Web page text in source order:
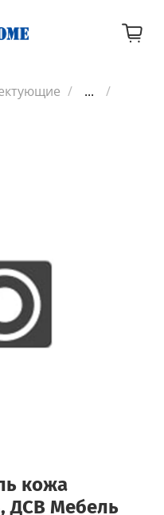
...
кожа
ДСВ Мебель